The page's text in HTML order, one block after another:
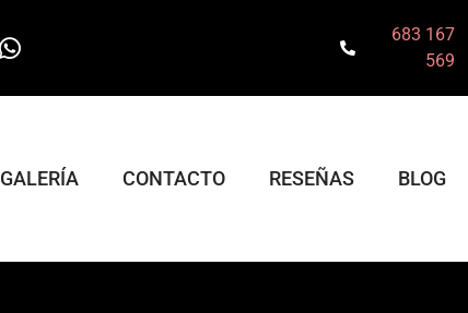
683 167
569
GALERÍA CONTACTO RESEÑAS BLOG